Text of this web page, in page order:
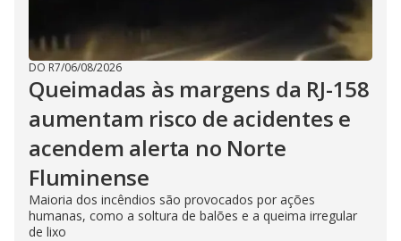
DO R7/06/08/2026
Queimadas às margens da RJ-158
aumentam risco de acidentes e
acendem alerta no Norte
Fluminense
Maioria dos incêndios são provocados por ações
humanas, como a soltura de balões e a queima irregular
de lixo